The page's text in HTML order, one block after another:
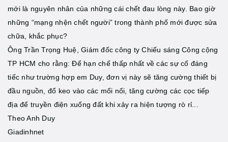
mới là nguyên nhân của những cái chết đau lòng này. Bao giờ
những “mạng nhện chết người” trong thành phố mới được sửa
chữa, khắc phục?
Ông Trần Trọng Huệ, Giám đốc công ty Chiếu sáng Công cộng
TP HCM cho rằng: Để hạn chế thấp nhất về các sự cố đáng
tiếc như trường hợp em Duy, đơn vị này sẽ tăng cường thiết bị
đầu nguồn, đổ keo vào các mối nối, tăng cường các cọc tiếp
địa để truyền điện xuống đất khi xảy ra hiện tượng rò rỉ...
Theo Anh Duy
Giadinhnet